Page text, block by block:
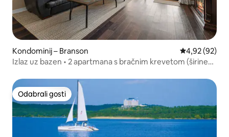
Kondominij – Branson Prosječna
4,92 (92)
Izlaz uz bazen • 2 apartmana s bračnim krevetom (širine
Odabrali gosti
Odabrali gosti